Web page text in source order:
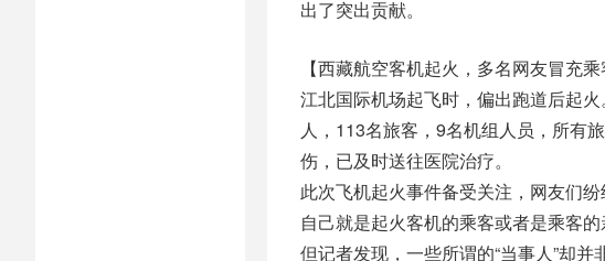
出了突出贡献。
【西藏航空客机起火，多名网友冒充
江北国际机场起飞时，偏出跑道后起
人，113名旅客，9名机组人员，所有
伤，已及时送往医院治疗。
此次飞机起火事件备受关注，网友们
自己就是起火客机的乘客或者是乘客的
但记者发现，一些所谓的“当事人”却